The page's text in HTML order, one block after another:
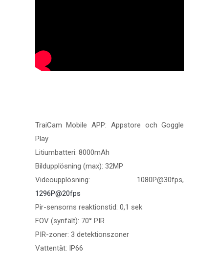
TraiCam Mobile APP: Appstore och Goggle
Play
Litiumbatteri: 8000mAh
Bildupplösning (max): 32MP
Videoupplösning: 1080P@30fps,
1296P@20fps
Pir-sensorns reaktionstid: 0,1 sek
FOV (synfält): 70° PIR
PIR-zoner: 3 detektionszoner
Vattentät: IP66